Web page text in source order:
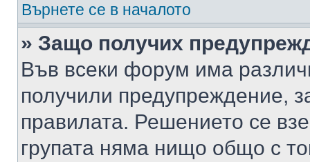
Върнете се в началото
» Защо получих
Във всеки форум има
получили предупреждение,
правилата. Решението се
групата няма нищо общо с